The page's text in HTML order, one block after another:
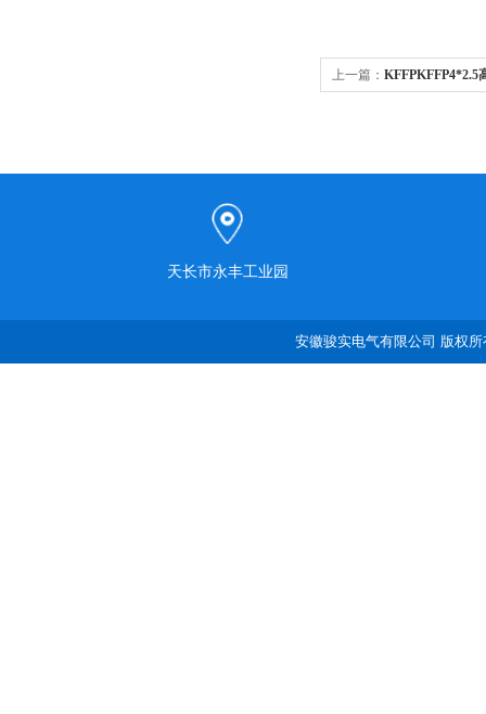
上一篇： KFFPKFFP4*2.5
天长市永丰工业园
安徽骏实电气有限公司 版权